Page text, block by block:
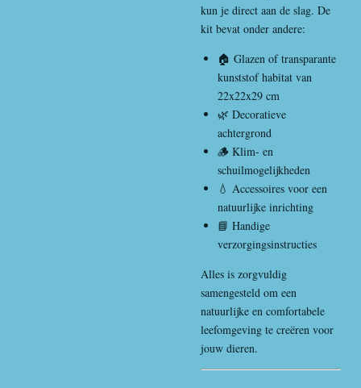
kun je direct aan de slag. De
kit bevat onder andere:
🏠 Glazen of transparante
kunststof habitat van
22x22x29 cm
🌿 Decoratieve
achtergrond
🪵 Klim- en
schuilmogelijkheden
💧 Accessoires voor een
natuurlijke inrichting
📘 Handige
verzorgingsinstructies
Alles is zorgvuldig
samengesteld om een
natuurlijke en comfortabele
leefomgeving te creëren voor
jouw dieren.